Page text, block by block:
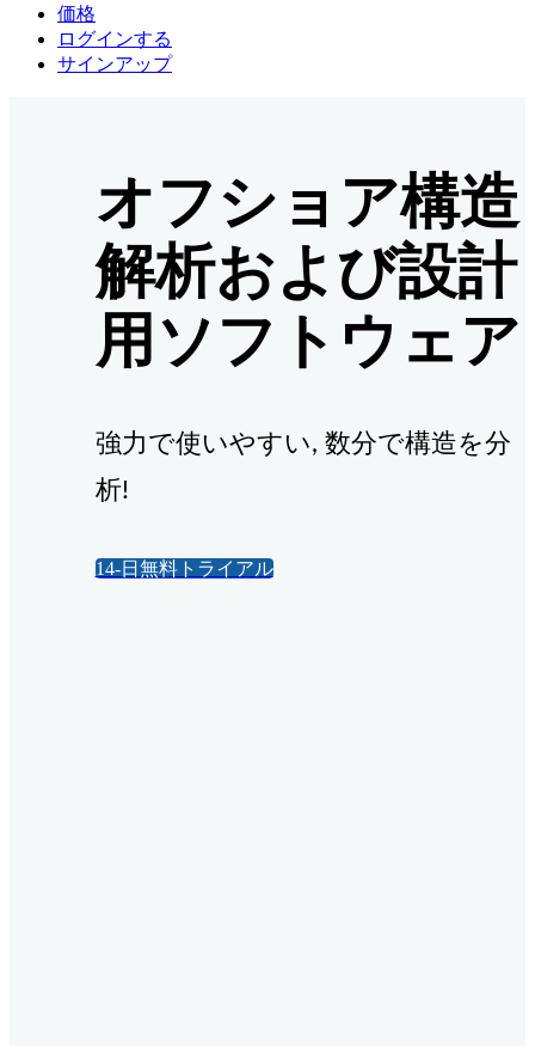
価格
ログインする
サインアップ
オフショア構造
解析および設計
用ソフトウェア
強力で使いやすい, 数分で構造を分
析!
14-日無料トライアル